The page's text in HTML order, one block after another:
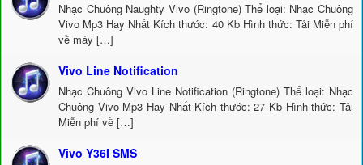
Nhạc Chuông Naughty Vivo (Ringtone) Thể loại: Nhạc Chuông
Vivo Mp3 Hay Nhất Kích thước: 40 Kb Hình thức: Tải Miễn phí
về máy […]
Vivo Line Notification
Nhạc Chuông Vivo Line Notification (Ringtone) Thể loại: Nhạc
Chuông Vivo Mp3 Hay Nhất Kích thước: 27 Kb Hình thức: Tải
Miễn phí về […]
Vivo Y36I SMS